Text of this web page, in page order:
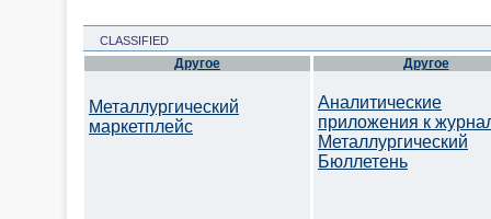
CLASSIFIED
Другое
Металлургический
маркетплейс
Другое
Аналитические
приложения к
Металлургический
Бюллетень